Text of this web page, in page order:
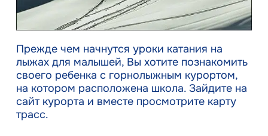
Прежде чем начнутся уроки катания на
лыжах для малышей, Вы хотите познакомить
своего ребенка с горнолыжным курортом,
на котором расположена школа. Зайдите на
сайт курорта и вместе просмотрите карту
трасс.